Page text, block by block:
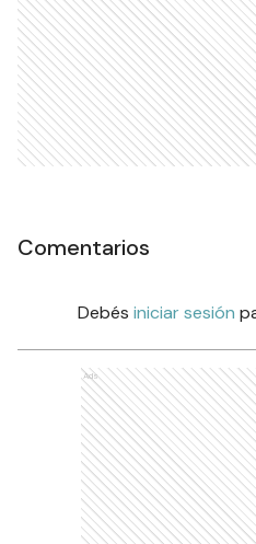
Comentarios
Debés iniciar sesión
Ads